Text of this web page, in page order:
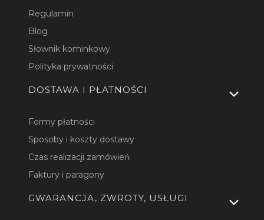
Regulamin
Blog
Słownik kominkowy
Polityka prywatności
DOSTAWA I PŁATNOŚCI
Formy płatności
Sposoby i koszty dostawy
Czas realizacji zamówień
Faktury i paragony
GWARANCJA, ZWROTY, USŁUGI